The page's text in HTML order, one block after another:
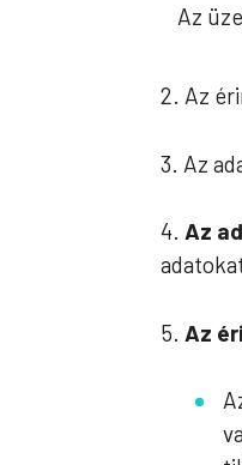
Az
2. Az
3. Az
4. Az
5. Az